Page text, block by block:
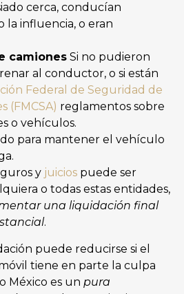
cerca, conducían
la influencia, o eran
camiones Si no pudieron
al conductor, o si están
Federal de Seguridad de
(FMCSA) reglamentos sobre
o vehículos.
para mantener el vehículo
y juicios puede ser
o todas estas entidades,
una liquidación final
.
puede reducirse si el
tiene en parte la culpa
México es un pura